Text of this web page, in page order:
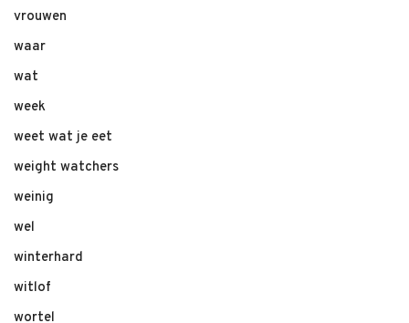
vrouwen
waar
wat
week
weet wat je eet
weight watchers
weinig
wel
winterhard
witlof
wortel